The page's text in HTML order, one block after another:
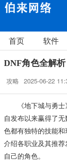
首页 软件
DNF角色全解
攻略 2025-06-22
《地下城与勇
自发布以来赢得了
色都有独特的技能
介绍各职业及其推
自己的角色。